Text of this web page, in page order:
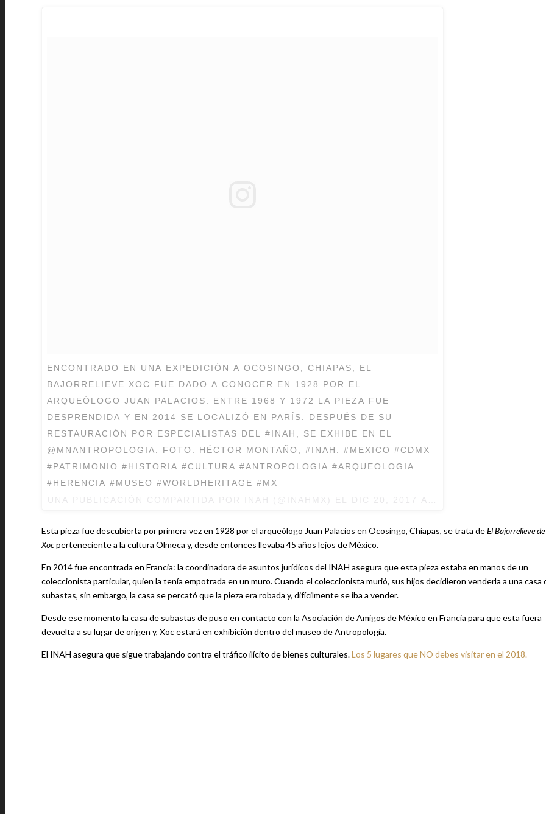
ENCONTRADO EN UNA EXPEDICIÓN A OCOSINGO, CHIAPAS, EL
BAJORRELIEVE XOC FUE DADO A CONOCER EN 1928 POR EL ​
ARQUEÓLOGO JUAN PALACIOS. ENTRE 1968 Y 1972 LA PIEZA FUE
DESPRENDIDA Y EN 2014 SE LOCALIZÓ EN PARÍS. DESPUÉS DE SU
RESTAURACIÓN POR ESPECIALISTAS DEL #INAH, SE EXHIBE EN EL
@MNANTROPOLOGIA. FOTO: HÉCTOR MONTAÑO, #INAH. #MEXICO #CDMX
#PATRIMONIO #HISTORIA #CULTURA #ANTROPOLOGIA #ARQUEOLOGIA
#HERENCIA #MUSEO #WORLDHERITAGE #MX
Esta pieza fue descubierta por primera vez en 1928 por el arqueólogo Juan Palacios en Ocosingo, Chiapas, se trata deEl Bajorrelieve de
Xocperteneciente a la cultura Olmeca y, desde entonces llevaba 45 años lejos de México.
En 2014 fue encontrada en Francia: la coordinadora de asuntos jurídicos del INAH asegura que esta pieza estaba en manos de un
coleccionista particular, quien la tenía empotrada en un muro. Cuando el coleccionista murió, sus hijos decidieron venderla a una casa
subastas, sin embargo, la casa se percató que la pieza era robada y, difícilmente se iba a vender.
Desde ese momento la casa de subastas de puso en contacto con la Asociación de Amigos de México en Francia para que esta fuera
devuelta a su lugar de origen y, Xoc estará en exhibición dentro del museo de Antropología.
El INAH asegura que sigue trabajando contra el tráfico ilícito de bienes culturales.Los 5 lugares que NO debes visitar en el 2018.